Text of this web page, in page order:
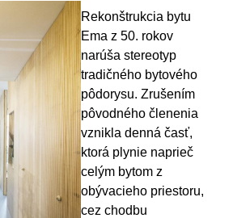
Rekonštrukcia bytu
Ema z 50. rokov
narúša stereotyp
tradičného bytového
pôdorysu. Zrušením
pôvodného členenia
vznikla denná časť,
ktorá plynie naprieč
celým bytom z
obývacieho priestoru,
cez chodbu